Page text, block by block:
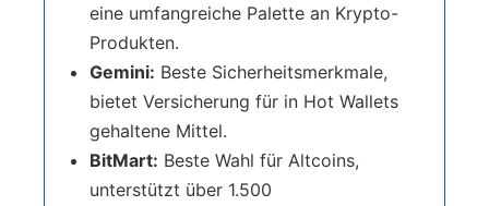
eine umfangreiche Palette an Krypto-
Produkten.
Gemini: Beste Sicherheitsmerkmale,
bietet Versicherung für in Hot Wallets
gehaltene Mittel.
BitMart: Beste Wahl für Altcoins,
unterstützt über 1.500